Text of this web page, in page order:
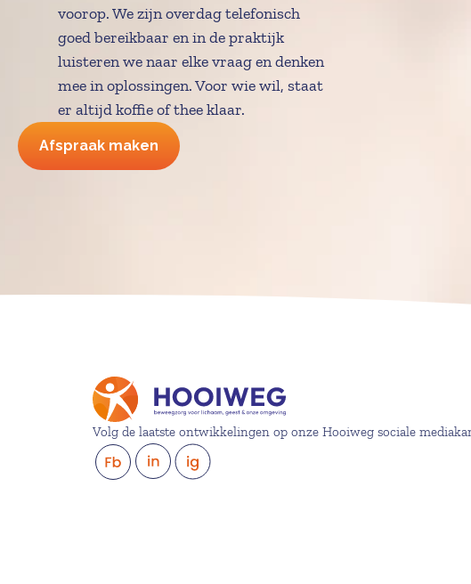
Afspraak maken
voorop. We zijn overdag telefonisch
goed bereikbaar en in de praktijk
luisteren we naar elke vraag en denken
mee in oplossingen. Voor wie wil, staat
er altijd koffie of thee klaar.
Volg de laatste ontwikkelingen op onze Hooiweg sociale